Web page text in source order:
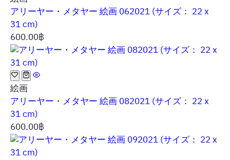
アリーヤー・メタヤー 絵画 062021 (サイズ： 22 x
31 cm)
600.00฿
絵画
アリーヤー・メタヤー 絵画 082021 (サイズ： 22 x
31 cm)
600.00฿